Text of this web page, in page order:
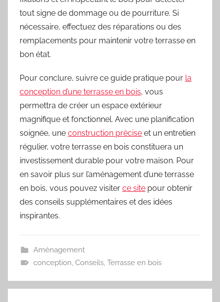
tout signe de dommage ou de pourriture. Si
nécessaire, effectuez des réparations ou des
remplacements pour maintenir votre terrasse en
bon état.
Pour conclure, suivre ce guide pratique pour la
conception d’une terrasse en bois, vous
permettra de créer un espace extérieur
magnifique et fonctionnel. Avec une planification
soignée, une construction précise et un entretien
régulier, votre terrasse en bois constituera un
investissement durable pour votre maison. Pour
en savoir plus sur l’aménagement d’une terrasse
en bois, vous pouvez visiter ce site pour obtenir
des conseils supplémentaires et des idées
inspirantes.
Aménagement
conception, Conseils, Terrasse en bois